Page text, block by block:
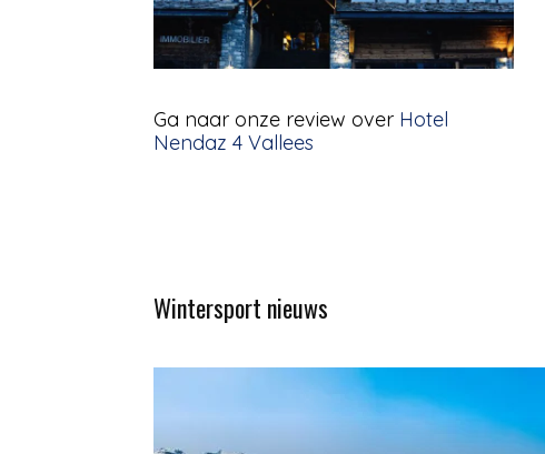
Ga naar onze review over Hotel
Nendaz 4 Vallees
Wintersport nieuws